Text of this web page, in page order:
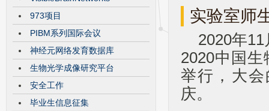
973项目
PIBM系列国际会议
神经元网络发育数据库
生物光学成像研究平台
安全工作
毕业生信息征集
实验室师
2020年
2020中国
举行，大
庆。